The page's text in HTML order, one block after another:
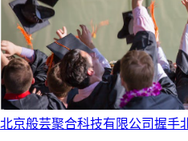
北京般芸聚合科技有限公司握手